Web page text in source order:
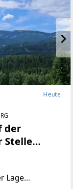
Heute
der
Stelle
Lage